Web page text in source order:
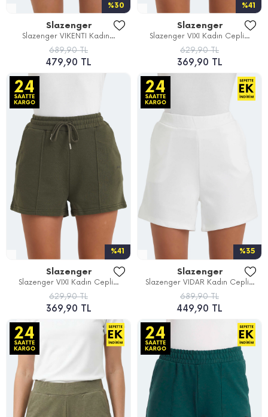
%30
Slazenger
Slazenger VIKENTI Kadın...
689,90 TL
479,90 TL
%41
Slazenger
Slazenger VIXI Kadın Cepli...
629,90 TL
369,90 TL
%41
Slazenger
Slazenger VIXI Kadın Cepli...
629,90 TL
369,90 TL
%35
Slazenger
Slazenger VIDAR Kadın Cepli...
689,90 TL
449,90 TL